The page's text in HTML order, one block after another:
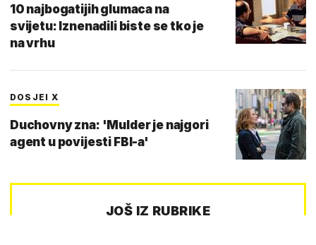
10 najbogatijih glumaca na
svijetu: Iznenadili biste se tko je
na vrhu
DOSJEI X
Duchovny zna: 'Mulder je najgori
agent u povijesti FBI-a'
JOŠ IZ RUBRIKE